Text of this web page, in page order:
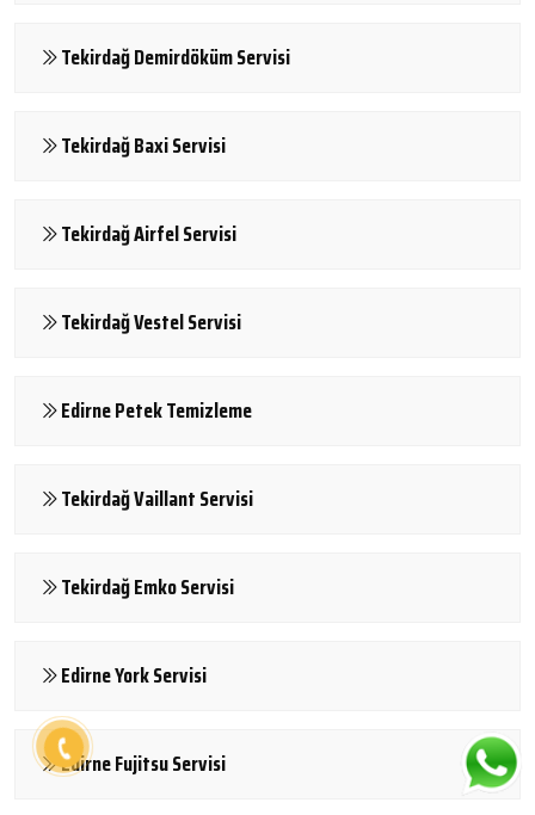
Tekirdağ Demirdöküm Servisi
Tekirdağ Baxi Servisi
Tekirdağ Airfel Servisi
Tekirdağ Vestel Servisi
Edirne Petek Temizleme
Tekirdağ Vaillant Servisi
Tekirdağ Emko Servisi
Edirne York Servisi
Edirne Fujitsu Servisi